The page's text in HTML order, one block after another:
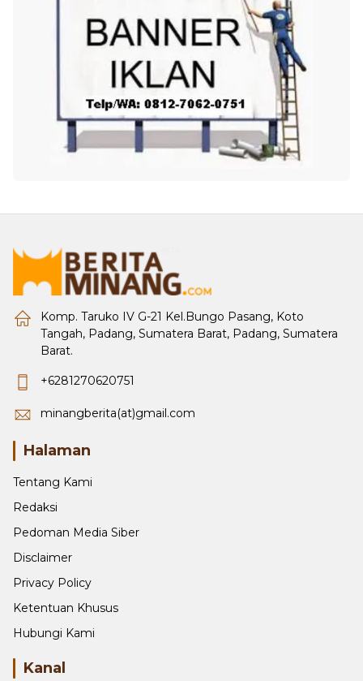
Komp. Taruko IV G-21 Kel.Bungo Pasang, Koto
Tangah, Padang, Sumatera Barat, Padang, Sumatera
Barat.
+6281270620751
minangberita(at)gmail.com
Halaman
Tentang Kami
Redaksi
Pedoman Media Siber
Disclaimer
Privacy Policy
Ketentuan Khusus
Hubungi Kami
Kanal